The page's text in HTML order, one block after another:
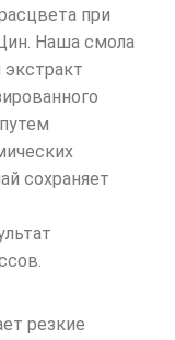
при
Наша смола
сохраняет
резкие